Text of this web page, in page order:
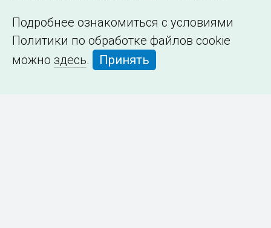
Подробнее ознакомиться с условиями
Политики по обработке файлов cookie
можно здесь. Принять